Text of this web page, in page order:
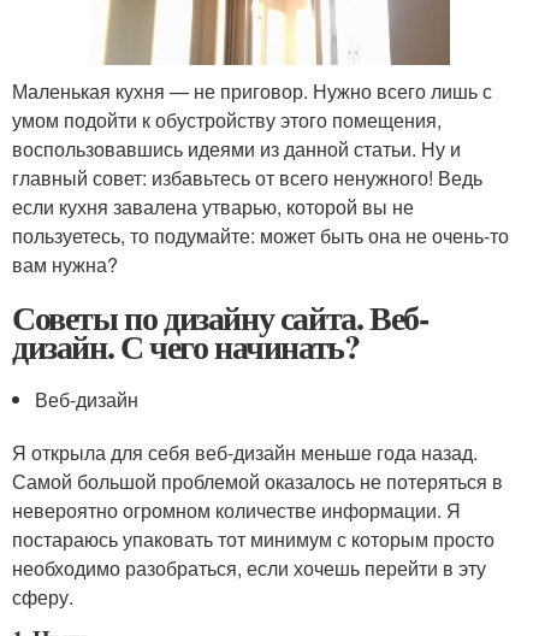
Маленькая кухня — не приговор. Нужно всего лишь с
умом подойти к обустройству этого помещения,
воспользовавшись идеями из данной статьи. Ну и
главный совет: избавьтесь от всего ненужного! Ведь
если кухня завалена утварью, которой вы не
пользуетесь, то подумайте: может быть она не очень-то
вам нужна?
Советы по дизайну сайта. Веб-
дизайн. С чего начинать?
Веб-дизайн
Я открыла для себя веб-дизайн меньше года назад.
Самой большой проблемой оказалось не потеряться в
невероятно огромном количестве информации. Я
постараюсь упаковать тот минимум с которым просто
необходимо разобраться, если хочешь перейти в эту
сферу.